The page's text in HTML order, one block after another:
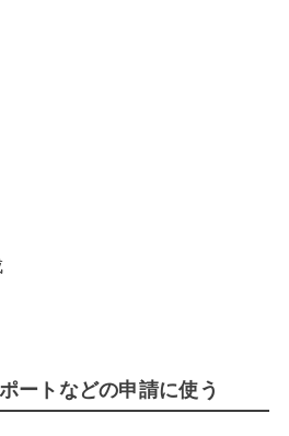
ートなどの申請に使う